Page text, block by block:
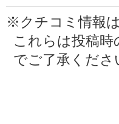
※クチコミ情報
これらは投稿
でご了承くださ